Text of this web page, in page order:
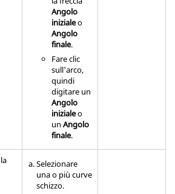
Angolo
inizialeo
Angolo
finale.
Fare clic
sull'arco,
quindi
digitare un
Angolo
inizialeo
un Angolo
finale.
Selezionare
una o più curve
schizzo.